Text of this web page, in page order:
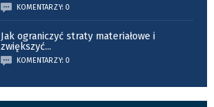
KOMENTARZY: 0
Jak ograniczyć straty materiałowe i
zwiększyć...
KOMENTARZY: 0